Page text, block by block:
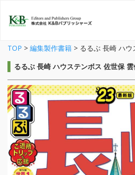
TOP > 編集製作書籍 > るるぶ 長崎 ハウ
るるぶ 長崎 ハウステンボス 佐世保 雲